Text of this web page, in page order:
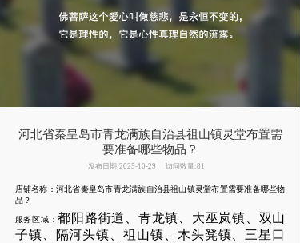
河北省秦皇岛市青龙满族自治县祖山镇灵堂布置需
要准备哪些物品？
发布日期:2025-10-29 访问数量:81
店铺名称：河北省秦皇岛市青龙满族自治县祖山镇灵堂布置需要准备哪些物
品？
服务区域：都阳路街道、青龙镇、大巫岚镇、双山
子镇、隔河头镇、祖山镇、木头凳镇、三星口